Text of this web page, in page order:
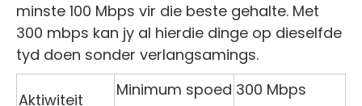
minste 100 Mbps vir die beste gehalte. Met
300 mbps kan jy al hierdie dinge op dieselfde
tyd doen sonder verlangsamings.
Aktiwiteit
Minimum spoed 300 Mbps